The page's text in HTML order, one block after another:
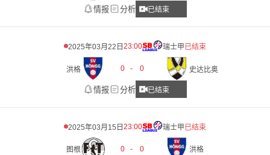
情报 分析 已结束
2025年03月22日 23:00 瑞士甲已结束
洪格 0 - 0 史达比奥
情报 分析 已结束
2025年03月15日 23:00 瑞士甲已结束
图根 0 - 0 洪格